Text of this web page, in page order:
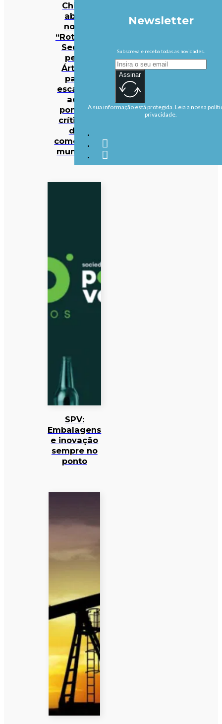
China
abre
nova
“Rota da
Seda”
pelo
Ártico
para
escapar
aos
pontos
críticos
do
comércio
mundial
SPV:
Embalagens
e inovação
sempre no
ponto
Newsletter
Subscreva e receba todas as novidades.
Assinar
A sua informação está protegida. Leia a nossa
privacidade.